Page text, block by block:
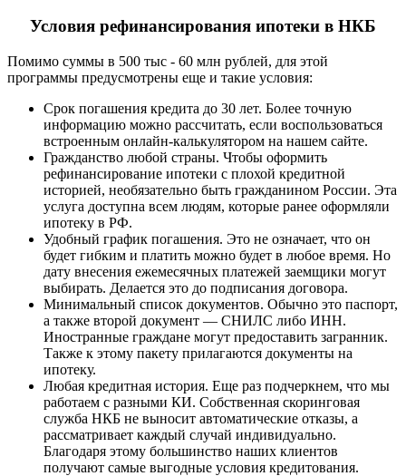
Условия рефинансирования ипотеки в НКБ
Помимо суммы в 500 тыс - 60 млн рублей, для этой
программы предусмотрены еще и такие условия:
Срок погашения кредита до 30 лет. Более точную
информацию можно рассчитать, если воспользоваться
встроенным онлайн-калькулятором на нашем сайте.
Гражданство любой страны. Чтобы оформить
рефинансирование ипотеки с плохой кредитной
историей, необязательно быть гражданином России. Эта
услуга доступна всем людям, которые ранее оформляли
ипотеку в РФ.
Удобный график погашения. Это не означает, что он
будет гибким и платить можно будет в любое время. Но
дату внесения ежемесячных платежей заемщики могут
выбирать. Делается это до подписания договора.
Минимальный список документов. Обычно это паспорт,
а также второй документ — СНИЛС либо ИНН.
Иностранные граждане могут предоставить загранник.
Также к этому пакету прилагаются документы на
ипотеку.
Любая кредитная история. Еще раз подчеркнем, что мы
работаем с разными КИ. Собственная скоринговая
служба НКБ не выносит автоматические отказы, а
рассматривает каждый случай индивидуально.
Благодаря этому большинство наших клиентов
получают самые выгодные условия кредитования.